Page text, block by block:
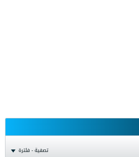
تصفية - فلترة